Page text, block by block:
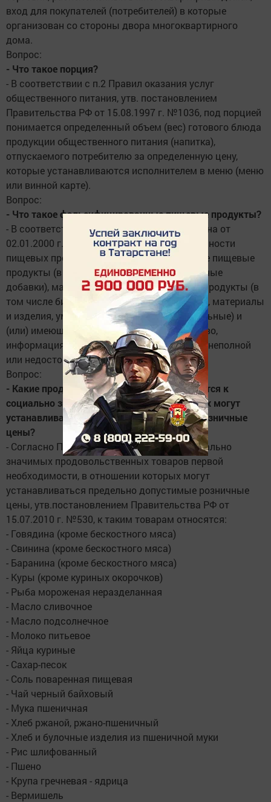
вход для покупателей (потребителей) в которые
организован со стороны двора многоквартирного
дома.
Вопрос:
- Что такое порция?
- В соответствии с п.2 Правил оказания услуг
общественного питания, утв. постановлением
Правительства РФ от 15.08.1997 г. №1036, под порцией
понимается определенный объем (вес) готового блюда
продукции общественного питания (напитка),
отпускаемого потребителю за определенную цену,
которые устанавливаются исполнителем в меню (меню
или винной карте).
Вопрос:
- Что такое фальсифицированные пищевые продукты?
- В соответствии со ст.1 Федерального закона от
02.01.2000 г. №29-ФЗ «О качестве и безопасности
пищевых продуктов» фальсифицированные пищевые
продукты (в том числе биологически активные
добавки), материалы и изделия - пищевые продукты (в
том числе биологически активные добавки), материалы
и изделия, умышленно измененные (поддельные) и
(или) имеющие скрытые свойства и качество,
информация о которых является заведомо неполной
или недостоверной.
Вопрос:
- Какие продовольственные товары относятся к
социально значимым, в отношении которых могут
устанавливаться предельно допустимые розничные
цены?
- Согласно Перечню отдельных видов социально
значимых продовольственных товаров первой
необходимости, в отношении которых могут
устанавливаться предельно допустимые розничные
цены, утв.постановлением Правительства РФ от
15.07.2010 г. №530, к таким товарам относятся:
- Говядина (кроме бескостного мяса)
- Свинина (кроме бескостного мяса)
- Баранина (кроме бескостного мяса)
- Куры (кроме куриных окорочков)
- Рыба мороженая неразделанная
- Масло сливочное
- Масло подсолнечное
- Молоко питьевое
- Яйца куриные
- Сахар-песок
- Соль поваренная пищевая
- Чай черный байховый
- Мука пшеничная
- Хлеб ржаной, ржано-пшеничный
- Хлеб и булочные изделия из пшеничной муки
- Рис шлифованный
- Пшено
- Крупа гречневая - ядрица
- Вермишель